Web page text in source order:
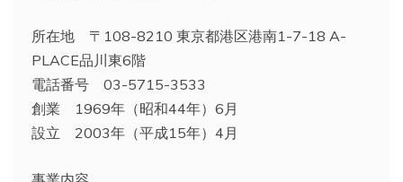
所在地 〒108-8210 東京都港区港南1-7-18 A-
PLACE品川東6階
電話番号 03-5715-3533
創業 1969年（昭和44年）6月
設立 2003年（平成15年）4月